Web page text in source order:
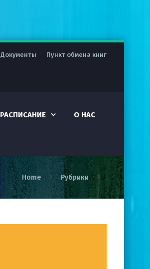
Документы Пункт обмена книг
РАСПИСАНИЕ О НАС
Home Рубрики